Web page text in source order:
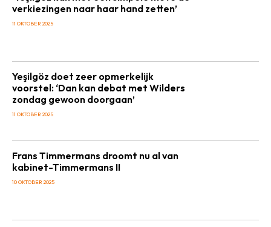
verkiezingen naar haar hand zetten’
11 OKTOBER 2025
Yeşilgöz doet zeer opmerkelijk
voorstel: ‘Dan kan debat met Wilders
zondag gewoon doorgaan’
11 OKTOBER 2025
Frans Timmermans droomt nu al van
kabinet-Timmermans II
10 OKTOBER 2025